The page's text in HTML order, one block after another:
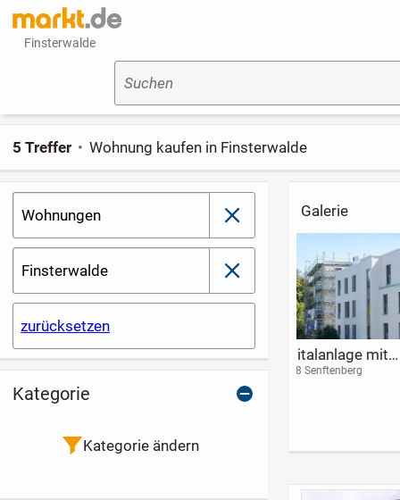
Finsterwalde
Suchen
Wohnungen schließen
Finsterwalde schließen
zurücksetzen
5 Treffer Wohnung kaufen in Finsterwalde
Galerie
Gemütliche 3
Zimmer-
Dachgeschoss-
Wohnung mit ca.
14476 Potsdam
Drinnen und
draußen!
Geräumige 3
privatem Garten
14476 Potsdam
ETW mit
15738 Zeuthen
Kategorie
Kategorie ändern